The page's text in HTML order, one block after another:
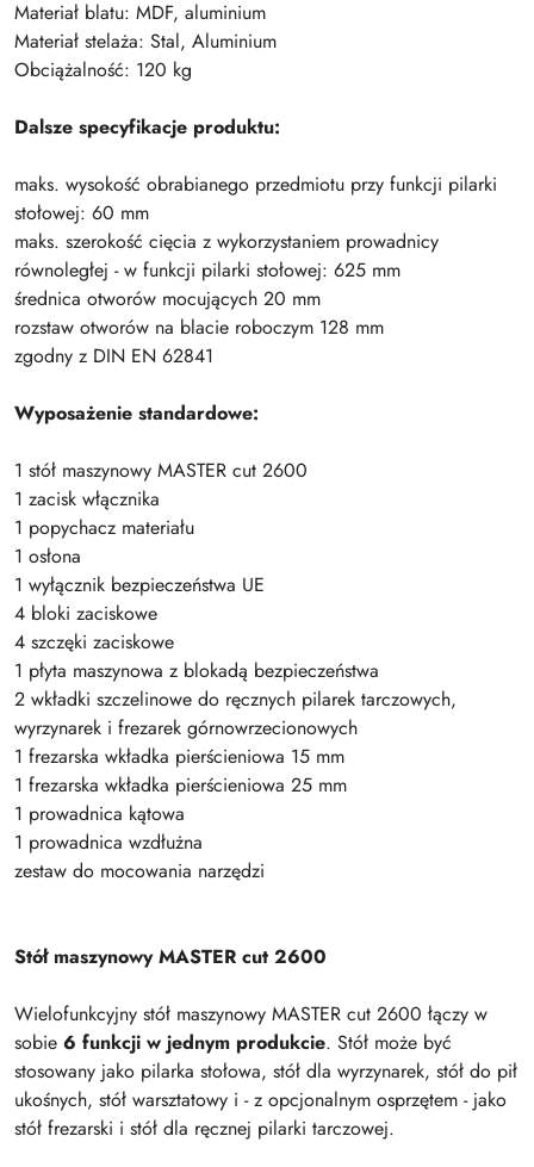
Materiał blatu: MDF, aluminium
Materiał stelaża: Stal, Aluminium
Obciążalność: 120 kg
Dalsze specyfikacje produktu:
maks. wysokość obrabianego przedmiotu przy funkcji pilarki
stołowej: 60 mm
maks. szerokość cięcia z wykorzystaniem prowadnicy
równoległej - w funkcji pilarki stołowej: 625 mm
średnica otworów mocujących 20 mm
rozstaw otworów na blacie roboczym 128 mm
zgodny z DIN EN 62841
Wyposażenie standardowe:
1 stół maszynowy MASTER cut 2600
1 zacisk włącznika
1 popychacz materiału
1 osłona
1 wyłącznik bezpieczeństwa UE
4 bloki zaciskowe
4 szczęki zaciskowe
1 płyta maszynowa z blokadą bezpieczeństwa
2 wkładki szczelinowe do ręcznych pilarek tarczowych,
wyrzynarek i frezarek górnowrzecionowych
1 frezarska wkładka pierścieniowa 15 mm
1 frezarska wkładka pierścieniowa 25 mm
1 prowadnica kątowa
1 prowadnica wzdłużna
zestaw do mocowania narzędzi
Stół maszynowy MASTER cut 2600
Wielofunkcyjny stół maszynowy MASTER cut 2600 łączy w
sobie 6 funkcji w jednym produkcie. Stół może być
stosowany jako pilarka stołowa, stół dla wyrzynarek, stół do pił
ukośnych, stół warsztatowy i - z opcjonalnym osprzętem - jako
stół frezarski i stół dla ręcznej pilarki tarczowej.